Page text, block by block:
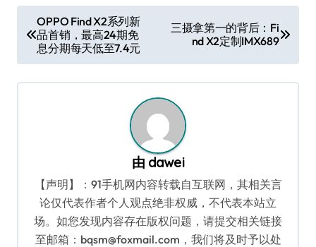
章
导
航
OPPO Find X2系列新
品首销，最高24期免
息分期每天低至7.4元
三摄拿第一的背后：Fi
nd X2定制IMX689
由 dawei
【声明】：91手机网内容转载自互联网，其相关言
论仅代表作者个人观点绝非权威，不代表本站立
场。如您发现内容存在版权问题，请提交相关链接
至邮箱：bqsm@foxmail.com，我们将及时予以处